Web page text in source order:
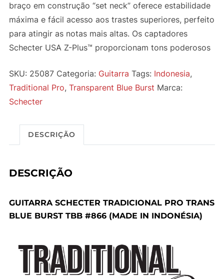
braço em construção “set neck” oferece estabilidade
máxima e fácil acesso aos trastes superiores, perfeito
para atingir as notas mais altas. Os captadores
Schecter USA Z-Plus™ proporcionam tons poderosos
SKU: 25087 Categoria: Guitarra Tags: Indonesia,
Traditional Pro, Transparent Blue Burst Marca:
Schecter
DESCRIÇÃO
DESCRIÇÃO
GUITARRA SCHECTER TRADICIONAL PRO TRANS
BLUE BURST TBB #866 (MADE IN INDONÉSIA)